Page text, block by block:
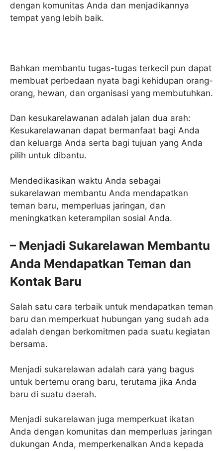
dengan komunitas Anda dan menjadikannya
tempat yang lebih baik.
Bahkan membantu tugas-tugas terkecil pun dapat
membuat perbedaan nyata bagi kehidupan orang-
orang, hewan, dan organisasi yang membutuhkan.
Dan kesukarelawanan adalah jalan dua arah:
Kesukarelawanan dapat bermanfaat bagi Anda
dan keluarga Anda serta bagi tujuan yang Anda
pilih untuk dibantu.
Mendedikasikan waktu Anda sebagai
sukarelawan membantu Anda mendapatkan
teman baru, memperluas jaringan, dan
meningkatkan keterampilan sosial Anda.
– Menjadi Sukarelawan Membantu
Anda Mendapatkan Teman dan
Kontak Baru
Salah satu cara terbaik untuk mendapatkan teman
baru dan memperkuat hubungan yang sudah ada
adalah dengan berkomitmen pada suatu kegiatan
bersama.
Menjadi sukarelawan adalah cara yang bagus
untuk bertemu orang baru, terutama jika Anda
baru di suatu daerah.
Menjadi sukarelawan juga memperkuat ikatan
Anda dengan komunitas dan memperluas jaringan
dukungan Anda, memperkenalkan Anda kepada